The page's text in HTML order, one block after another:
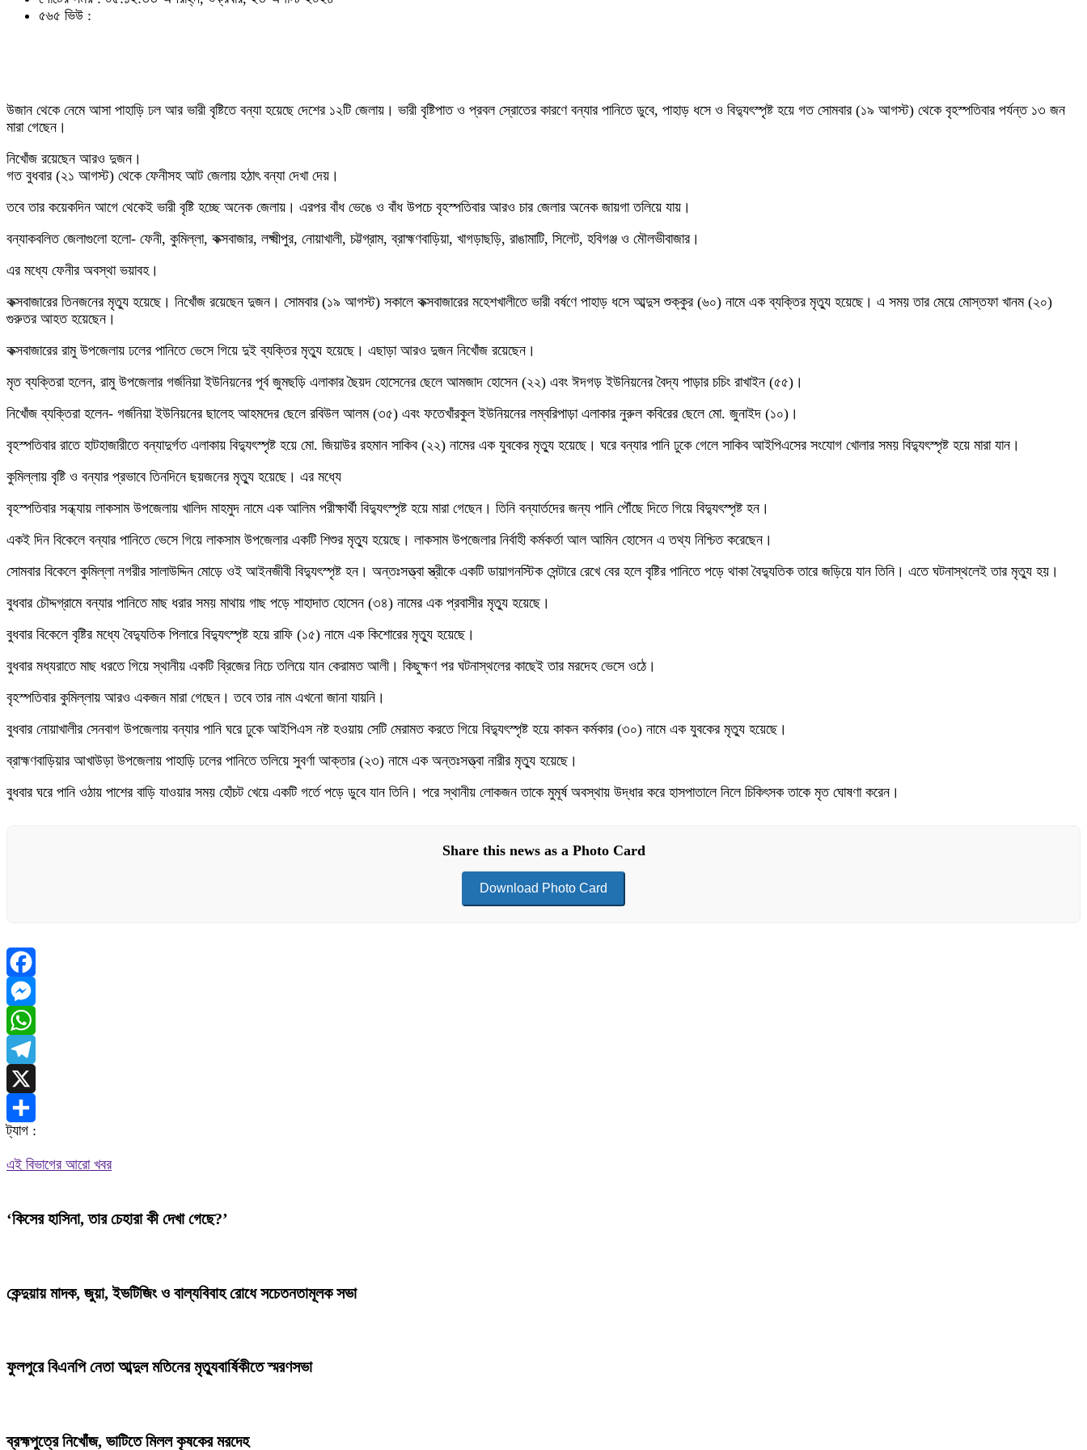
৫৬৫ ভিউ :
উজান থেকে নেমে আসা পাহাড়ি ঢল আর ভারী বৃষ্টিতে বন্যা হয়েছে দেশের ১২টি জেলায়। ভারী বৃষ্টিপাত ও প্রবল স্রোতের কারণে বন্যার পানিতে ডুবে, পাহাড় ধসে ও বিদ্যুৎস্পৃষ্ট হয়ে গত সোমবার (১৯ আগস্ট) থেকে বৃহস্পতিবার পর্যন্ত ১৩ জন
মারা গেছেন।
নিখোঁজ রয়েছেন আরও দুজন।
গত বুধবার (২১ আগস্ট) থেকে ফেনীসহ আট জেলায় হঠাৎ বন্যা দেখা দেয়।
তবে তার কয়েকদিন আগে থেকেই ভারী বৃষ্টি হচ্ছে অনেক জেলায়। এরপর বাঁধ ভেঙে ও বাঁধ উপচে বৃহস্পতিবার আরও চার জেলার অনেক জায়গা তলিয়ে যায়।
বন্যাকবলিত জেলাগুলো হলো- ফেনী, কুমিল্লা, কক্সবাজার, লক্ষ্মীপুর, নোয়াখালী, চট্টগ্রাম, ব্রাহ্মণবাড়িয়া, খাগড়াছড়ি, রাঙামাটি, সিলেট, হবিগঞ্জ ও মৌলভীবাজার।
এর মধ্যে ফেনীর অবস্থা ভয়াবহ।
কক্সবাজারের তিনজনের মৃত্যু হয়েছে। নিখোঁজ রয়েছেন দুজন। সোমবার (১৯ আগস্ট) সকালে কক্সবাজারের মহেশখালীতে ভারী বর্ষণে পাহাড় ধসে আব্দুস শুক্কুর (৬০) নামে এক ব্যক্তির মৃত্যু হয়েছে। এ সময় তার মেয়ে মোস্তফা খানম (২০)
গুরুতর আহত হয়েছেন।
কক্সবাজারের রামু উপজেলায় ঢলের পানিতে ভেসে গিয়ে দুই ব্যক্তির মৃত্যু হয়েছে। এছাড়া আরও দুজন নিখোঁজ রয়েছেন।
মৃত ব্যক্তিরা হলেন, রামু উপজেলার গর্জনিয়া ইউনিয়নের পূর্ব জুমছড়ি এলাকার ছৈয়দ হোসেনের ছেলে আমজাদ হোসেন (২২) এবং ঈদগড় ইউনিয়নের বৈদ্য পাড়ার চচিং রাখাইন (৫৫)।
নিখোঁজ ব্যক্তিরা হলেন- গর্জনিয়া ইউনিয়নের ছালেহ আহমদের ছেলে রবিউল আলম (৩৫) এবং ফতেখাঁরকুল ইউনিয়নের লম্বরিপাড়া এলাকার নুরুল কবিরের ছেলে মো. জুনাইদ (১০)।
বৃহস্পতিবার রাতে হাটহাজারীতে বন্যাদুর্গত এলাকায় বিদ্যুৎস্পৃষ্ট হয়ে মো. জিয়াউর রহমান সাকিব (২২) নামের এক যুবকের মৃত্যু হয়েছে। ঘরে বন্যার পানি ঢুকে গেলে সাকিব আইপিএসের সংযোগ খোলার সময় বিদ্যুৎস্পৃষ্ট হয়ে মারা যান।
কুমিল্লায় বৃষ্টি ও বন্যার প্রভাবে তিনদিনে ছয়জনের মৃত্যু হয়েছে। এর মধ্যে
বৃহস্পতিবার সন্ধ্যায় লাকসাম উপজেলায় খালিদ মাহমুদ নামে এক আলিম পরীক্ষার্থী বিদ্যুৎস্পৃষ্ট হয়ে মারা গেছেন। তিনি বন্যার্তদের জন্য পানি পৌঁছে দিতে গিয়ে বিদ্যুৎস্পৃষ্ট হন।
একই দিন বিকেলে বন্যার পানিতে ভেসে গিয়ে লাকসাম উপজেলার একটি শিশুর মৃত্যু হয়েছে। লাকসাম উপজেলার নির্বাহী কর্মকর্তা আল আমিন হোসেন এ তথ্য নিশ্চিত করেছেন।
সোমবার বিকেলে কুমিল্লা নগরীর সালাউদ্দিন মোড়ে ওই আইনজীবী বিদ্যুৎস্পৃষ্ট হন। অন্তঃসত্ত্বা স্ত্রীকে একটি ডায়াগনস্টিক সেন্টারে রেখে বের হলে বৃষ্টির পানিতে পড়ে থাকা বৈদ্যুতিক তারে জড়িয়ে যান তিনি। এতে ঘটনাস্থলেই তার মৃত্যু হয়।
বুধবার চৌদ্দগ্রামে বন্যার পানিতে মাছ ধরার সময় মাথায় গাছ পড়ে শাহাদাত হোসেন (৩৪) নামের এক প্রবাসীর মৃত্যু হয়েছে।
বুধবার বিকেলে বৃষ্টির মধ্যে বৈদ্যুতিক পিলারে বিদ্যুৎস্পৃষ্ট হয়ে রাফি (১৫) নামে এক কিশোরের মৃত্যু হয়েছে।
বুধবার মধ্যরাতে মাছ ধরতে গিয়ে স্থানীয় একটি ব্রিজের নিচে তলিয়ে যান কেরামত আলী। কিছুক্ষণ পর ঘটনাস্থলের কাছেই তার মরদেহ ভেসে ওঠে।
বৃহস্পতিবার কুমিল্লায় আরও একজন মারা গেছেন। তবে তার নাম এখনো জানা যায়নি।
বুধবার নোয়াখালীর সেনবাগ উপজেলায় বন্যার পানি ঘরে ঢুকে আইপিএস নষ্ট হওয়ায় সেটি মেরামত করতে গিয়ে বিদ্যুৎস্পৃষ্ট হয়ে কাকন কর্মকার (৩০) নামে এক যুবকের মৃত্যু হয়েছে।
ব্রাহ্মণবাড়িয়ার আখাউড়া উপজেলায় পাহাড়ি ঢলের পানিতে তলিয়ে সুবর্ণা আক্তার (২৩) নামে এক অন্তঃসত্ত্বা নারীর মৃত্যু হয়েছে।
বুধবার ঘরে পানি ওঠায় পাশের বাড়ি যাওয়ার সময় হোঁচট খেয়ে একটি গর্তে পড়ে ডুবে যান তিনি। পরে স্থানীয় লোকজন তাকে মুমূর্ষ অবস্থায় উদ্ধার করে হাসপাতালে নিলে চিকিৎসক তাকে মৃত ঘোষণা করেন।
Share this news as a Photo Card
Download Photo Card
Facebook
Messenger
WhatsApp
Telegram
X
Share
ট্যাগ :
এই বিভাগের আরো খবর
‘কিসের হাসিনা, তার চেহারা কী দেখা গেছে?’
কেন্দুয়ায় মাদক, জুয়া, ইভটিজিং ও বাল্যবিবাহ রোধে সচেতনতামূলক সভা
ফুলপুরে বিএনপি নেতা আব্দুল মতিনের মৃত্যুবার্ষিকীতে স্মরণসভা
ব্রহ্মপুত্রে নিখোঁজ, ভাটিতে মিলল কৃষকের মরদেহ